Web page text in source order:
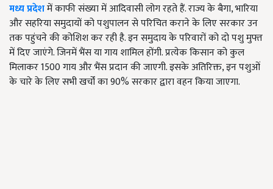
मध्य प्रदेशमें काफी संख्या में आदिवासी लोग रहते हैं. राज्य के बैगा, भारिया
और सहरिया समुदायों को पशुपालन से परिचित कराने के लिए सरकार उन
तक पहुंचने की कोशिश कर रही है. इन समुदाय के परिवारों को दो पशु मुफ्त
में दिए जाएंगे. जिनमें भैंस या गाय शामिल होंगी. प्रत्येक किसान को कुल
मिलाकर 1500 गाय और भैंस प्रदान की जाएगी. इसके अतिरिक्त, इन पशुओं
के चारे के लिए सभी खर्चों का 90% सरकार द्वारा वहन किया जाएगा.